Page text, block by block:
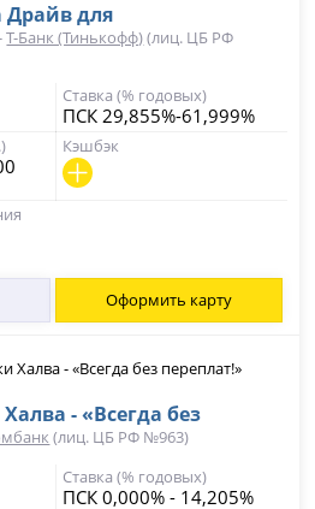
Драйв для
Т-Банк (Тинькофф)(лиц. ЦБ РФ
Ставка (% годовых)
ПСК 29,855%-61,999%
Кэшбэк
Оформить карту
- «Всегда без
(лиц. ЦБ РФ №963)
Ставка (% годовых)
ПСК 0,000% - 14,205%